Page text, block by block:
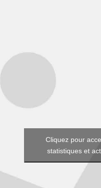
Cliquez pour
statistiques et